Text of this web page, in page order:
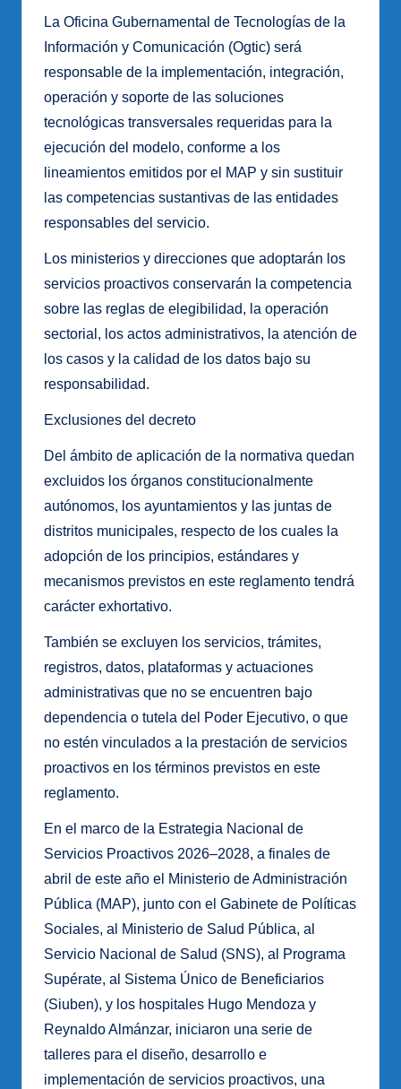
La Oficina Gubernamental de Tecnologías de la
Información y Comunicación (Ogtic) será
responsable de la implementación, integración,
operación y soporte de las soluciones
tecnológicas transversales requeridas para la
ejecución del modelo, conforme a los
lineamientos emitidos por el MAP y sin sustituir
las competencias sustantivas de las entidades
responsables del servicio.
Los ministerios y direcciones que adoptarán los
servicios proactivos conservarán la competencia
sobre las reglas de elegibilidad, la operación
sectorial, los actos administrativos, la atención de
los casos y la calidad de los datos bajo su
responsabilidad.
Exclusiones del decreto
Del ámbito de aplicación de la normativa quedan
excluidos los órganos constitucionalmente
autónomos, los ayuntamientos y las juntas de
distritos municipales, respecto de los cuales la
adopción de los principios, estándares y
mecanismos previstos en este reglamento tendrá
carácter exhortativo.
También se excluyen los servicios, trámites,
registros, datos, plataformas y actuaciones
administrativas que no se encuentren bajo
dependencia o tutela del Poder Ejecutivo, o que
no estén vinculados a la prestación de servicios
proactivos en los términos previstos en este
reglamento.
En el marco de la Estrategia Nacional de
Servicios Proactivos 2026–2028, a finales de
abril de este año el Ministerio de Administración
Pública (MAP), junto con el Gabinete de Políticas
Sociales, al Ministerio de Salud Pública, al
Servicio Nacional de Salud (SNS), al Programa
Supérate, al Sistema Único de Beneficiarios
(Siuben), y los hospitales Hugo Mendoza y
Reynaldo Almánzar, iniciaron una serie de
talleres para el diseño, desarrollo e
implementación de servicios proactivos, una